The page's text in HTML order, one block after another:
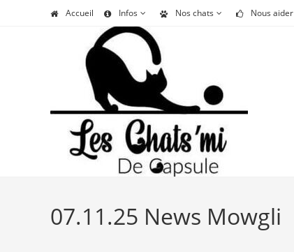
Accueil Infos Nos chats Nous aider
07.11.25 News Mowgli